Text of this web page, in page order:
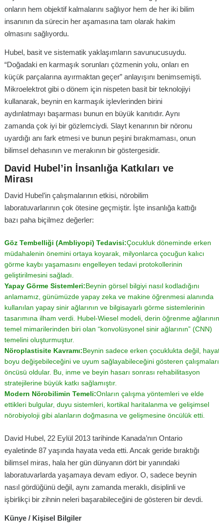
onların hem objektif kalmalarını sağlıyor hem de her iki bilim
insanının da sürecin her aşamasına tam olarak hakim
olmasını sağlıyordu.
Hubel, basit ve sistematik yaklaşımların savunucusuydu.
“Doğadaki en karmaşık sorunları çözmenin yolu, onları en
küçük parçalarına ayırmaktan geçer” anlayışını benimsemişti.
Mikroelektrot gibi o dönem için nispeten basit bir teknolojiyi
kullanarak, beynin en karmaşık işlevlerinden birini
aydınlatmayı başarması bunun en büyük kanıtıdır. Aynı
zamanda çok iyi bir gözlemciydi. Slayt kenarının bir nöronu
uyardığı anı fark etmesi ve bunun peşini bırakmaması, onun
bilimsel dehasının ve merakının bir göstergesidir.
David Hubel’in İnsanlığa Katkıları ve
Mirası
David Hubel’in çalışmalarının etkisi, nörobilim
laboratuvarlarının çok ötesine geçmiştir. İşte insanlığa kattığı
bazı paha biçilmez değerler:
Göz Tembelliği (Ambliyopi) Tedavisi:Çocukluk döneminde erken
müdahalenin önemini ortaya koyarak, milyonlarca çocuğun kalıcı
görme kaybı yaşamasını engelleyen tedavi protokollerinin
geliştirilmesini sağladı.
Yapay Görme Sistemleri:Beynin görsel bilgiyi nasıl kodladığını
anlamamız, günümüzde yapay zeka ve makine öğrenmesi alanında
kullanılan yapay sinir ağlarının ve bilgisayarlı görme sistemlerinin
tasarımına ilham verdi. Hubel-Wiesel modeli, derin öğrenme ağlarının
temel mimarilerinden biri olan “konvolüsyonel sinir ağlarının” (CNN)
temelini oluşturmuştur.
Nöroplastisite Kavramı:Beynin sadece erken çocuklukta değil,
boyu değişebileceğini ve uyum sağlayabileceğini gösteren
öncüsü oldular. Bu, inme ve beyin hasarı sonrası rehabilitasyon
stratejilerine büyük katkı sağlamıştır.
Modern Nörobilimin Temeli:Onların çalışma yöntemleri ve elde
ettikleri bulgular, duyu sistemleri, kortikal haritalanma ve gelişimsel
nörobiyoloji gibi alanların doğmasına ve gelişmesine öncülük etti.
David Hubel, 22 Eylül 2013 tarihinde Kanada’nın Ontario
eyaletinde 87 yaşında hayata veda etti. Ancak geride bıraktığı
bilimsel miras, hala her gün dünyanın dört bir yanındaki
laboratuvarlarda yaşamaya devam ediyor. O, sadece beynin
nasıl gördüğünü değil, aynı zamanda meraklı, disiplinli ve
işbirlikçi bir zihnin neleri başarabileceğini de gösteren bir devdi.
Künye / Kişisel Bilgiler